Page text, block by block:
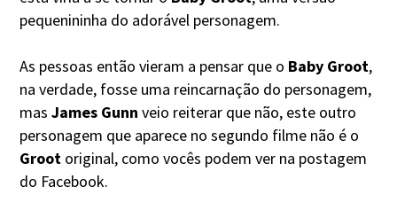
pequenininha do adorável personagem.
As pessoas então vieram a pensar que o Baby Groot,
na verdade, fosse uma reincarnação do personagem,
masJames Gunn veio reiterar que não, este outro
personagem que aparece no segundo filme não é o
Groot original, como vocês podem ver na postagem
do Facebook.